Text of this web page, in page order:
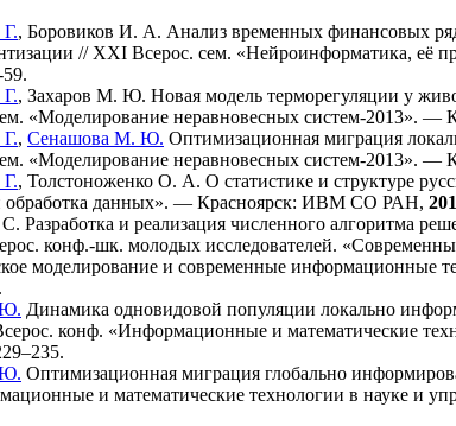
, Боровиков И. А. Анализ временных финансовых
// XXI Всерос. сем. «Нейроинформатика,
, Захаров М. Ю. Новая модель терморегуляции у
«Моделирование неравновесных систем-2013».
, Сенашова М. Ю. Оптимизационная миграция
«Моделирование неравновесных систем-2013».
, Толстоноженко О. А. О статистике и структуре
обработка данных». — Красноярск: ИВМ СО РАН,
С. Разработка и реализация численного алгоритма
конф.-шк. молодых исследователей.
моделирование и современные
.
Динамика одновидовой популяции локально
конф. «Информационные и математические
29–235.
Оптимизационная миграция глобально
и математические технологии в науке